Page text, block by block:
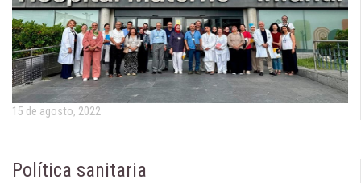
15 de agosto, 2022
Política sanitaria